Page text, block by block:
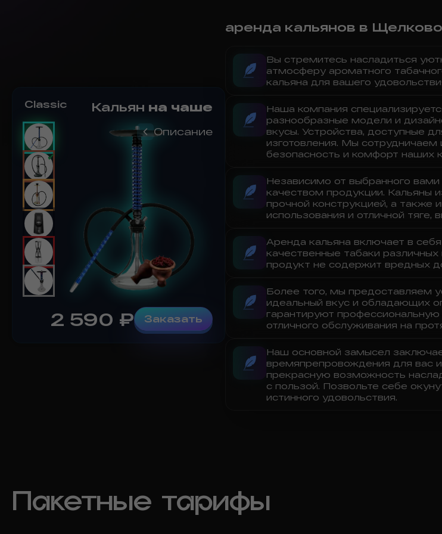
Premium Кальян на чаше
Описание
2 590 ₽ Заказать
аренда кальянов в
Вы стремитесь насладиться
атмосферу ароматного
кальяна для вашего
Наша компания
разнообразные модели и
вкусы. Устройства, доступные
изготовления. Мы
безопасность и комфорт наших
Независимо от выбранного
качеством продукции. Кальяны
прочной конструкцией, а также
использования и отличной
Аренда кальяна включает в
качественные табаки
продукт не содержит вредных
Более того, мы предоставляем
идеальный вкус и обладающих
гарантируют профессиональную
отличного обслуживания на
Наш основной замысел
времяпрепровождения для вас
прекрасную возможность
с пользой. Позвольте себе
истинного удовольствия.
Пакетные тарифы